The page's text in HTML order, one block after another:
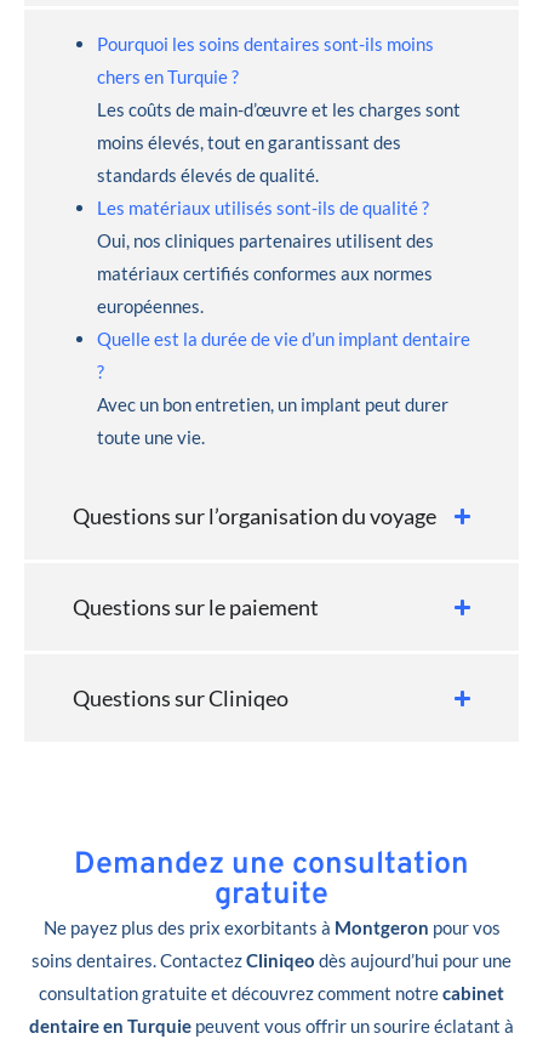
Pourquoi les soins dentaires sont-ils moins
chers en Turquie ?
Les coûts de main-d’œuvre et les charges sont
moins élevés, tout en garantissant des
standards élevés de qualité.
Les matériaux utilisés sont-ils de qualité ?
Oui, nos cliniques partenaires utilisent des
matériaux certifiés conformes aux normes
européennes.
Quelle est la durée de vie d’un implant dentaire
?
Avec un bon entretien, un implant peut durer
toute une vie.
Questions sur l’organisation du voyage
Questions sur le paiement
Questions sur Cliniqeo
Demandez une consultation
gratuite
Ne payez plus des prix exorbitants à Montgeron pour vos
soins dentaires. ContactezCliniqeo dès aujourd’hui pour une
consultation gratuite et découvrez comment notrecabinet
dentaire en Turquie peuvent vous offrir un sourire éclatant à